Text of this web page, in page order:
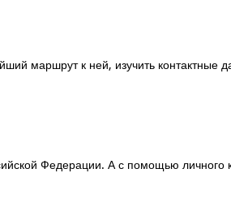
маршрут к ней, изучить контактные
Федерации. А с помощью личного